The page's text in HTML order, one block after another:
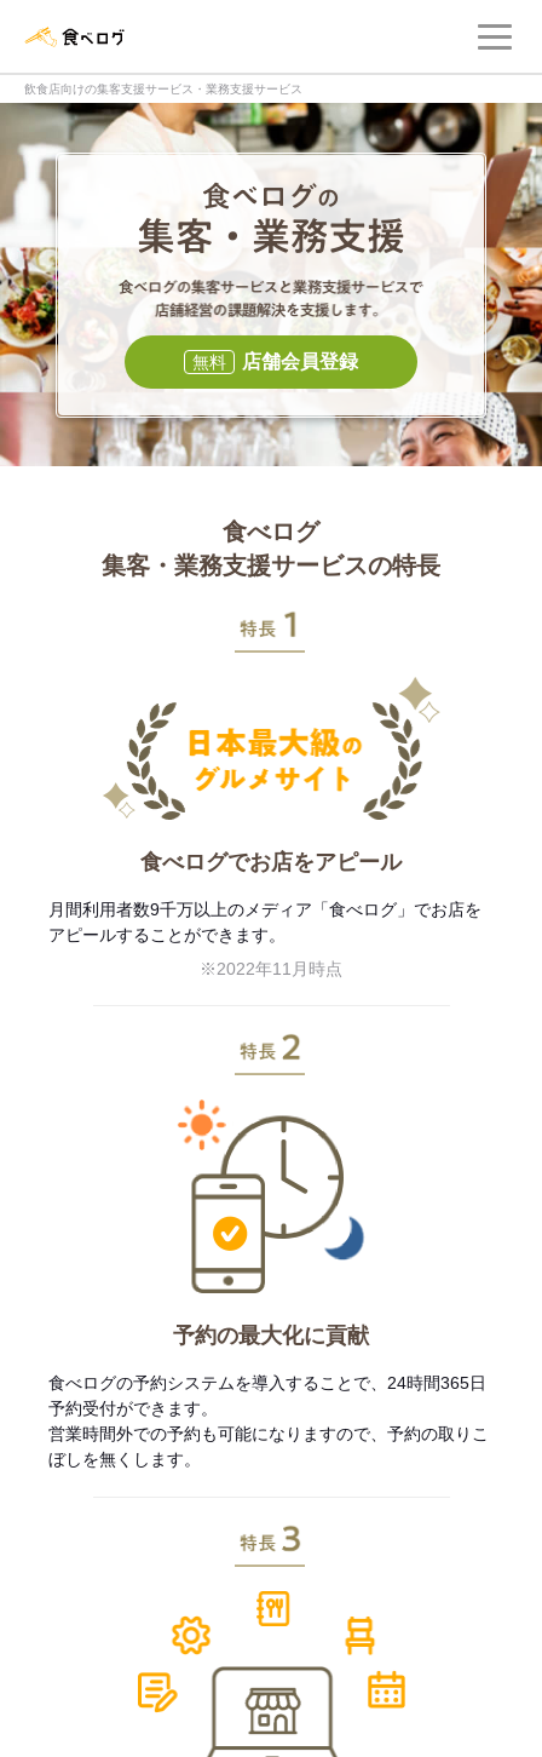
飲食店向けの集客支援サービス・業務支援サービス
食べログの集客
食べログの集
無料 店舗会員登録
食べログ
集客・業務支援サービスの特長
食べログでお店をアピール
月間利用者数9千万以上のメディア「食べログ」でお店を
アピールすることができます。
※2022年11月時点
予約の最大化に貢献
食べログの予約システムを導入することで、24時間365日
予約受付ができます。
営業時間外での予約も可能になりますので、予約の取りこ
ぼしを無くします。